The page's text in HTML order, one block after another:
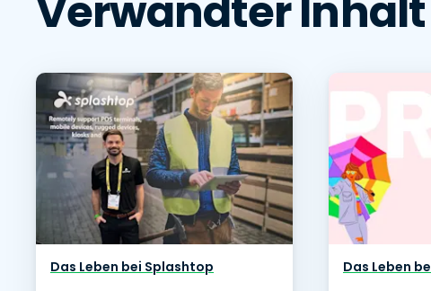
Verwandter Inhalt
Das Leben bei Splashtop Das Leben